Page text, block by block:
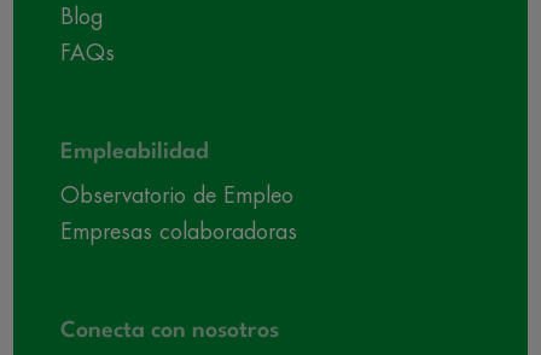
Blog
FAQs
Empleabilidad
Observatorio de Empleo
Empresas colaboradoras
Conecta con nosotros